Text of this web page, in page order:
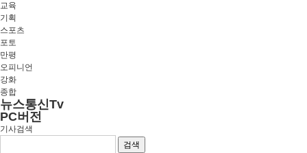
교육
기획
스포츠
포토
만평
오피니언
강화
종합
뉴스통신Tv
PC버전
기사검색
검색